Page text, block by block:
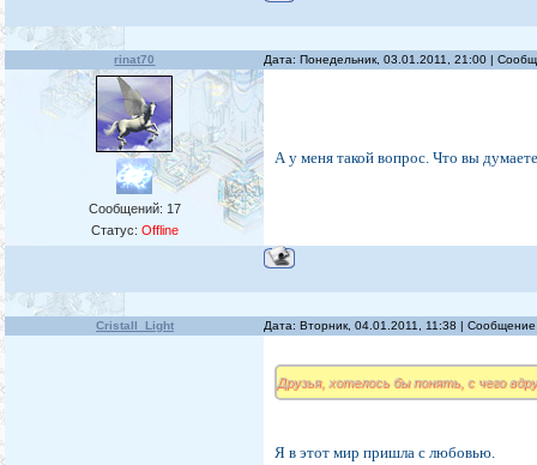
rinat70 Дата: Понедельник, 03.01.2011, 21:00 |
Сообщений: 17
Статус: Offline
А у меня такой вопрос. Что вы
Cristall_Light Дата: Вторник, 04.01.2011, 11:38 |
Друзья, хотелось бы понять, с чего
Я в этот мир пришла с любовью.